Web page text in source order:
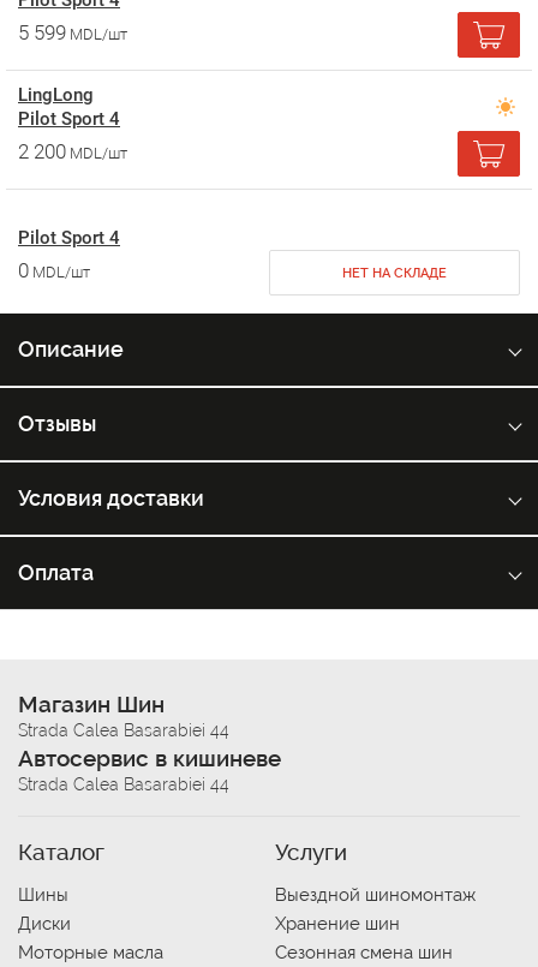
5 599 MDL/шт
LingLong
Pilot Sport 4
2 200 MDL/шт
Pilot Sport 4
0 MDL/шт НЕТ НА СКЛАДЕ
Описание
Отзывы
Условия доставки
Оплата
Магазин Шин
Strada Calea Basarabiei 44
Автосервис в кишиневе
Strada Calea Basarabiei 44
Каталог
Шины
Диски
Моторные масла
Услуги
Выездной шиномонтаж
Хранение шин
Сезонная смена шин